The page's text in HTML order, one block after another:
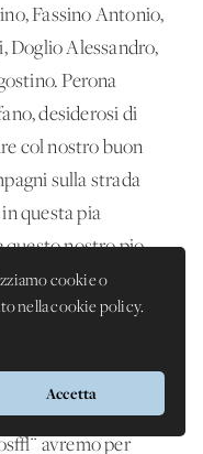
cookie o
nella cookie policy.
Accetta
Fassino Antonio,
Doglio Alessandro,
Perona
desiderosi di
col nostro buon
sulla strada
questa pia
questo nostro pio
nelle mani
SS., e del
special
vita del tutto
ascritti alla
avremo per